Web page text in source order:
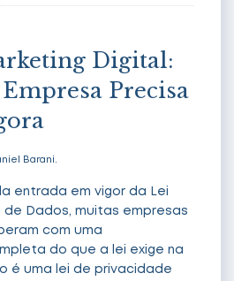
Digital:
Precisa
Barani.
entrada em vigor da Lei
Dados, muitas empresas
com uma
do que a lei exige na
é uma lei de privacidade